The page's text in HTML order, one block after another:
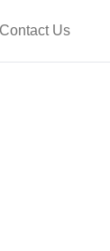
Contact Us